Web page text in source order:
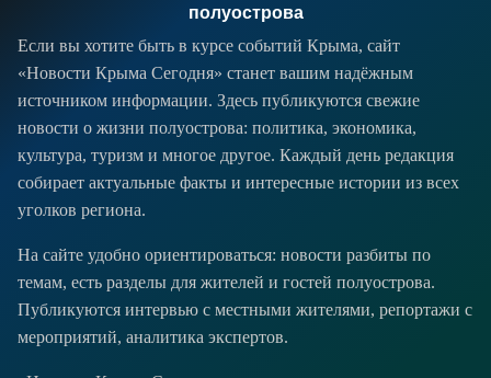
полуострова
Если вы хотите быть в курсе событий Крыма, сайт
«Новости Крыма Сегодня» станет вашим надёжным
источником информации. Здесь публикуются свежие
новости о жизни полуострова: политика, экономика,
культура, туризм и многое другое. Каждый день редакция
собирает актуальные факты и интересные истории из всех
уголков региона.
На сайте удобно ориентироваться: новости разбиты по
темам, есть разделы для жителей и гостей полуострова.
Публикуются интервью с местными жителями, репортажи с
мероприятий, аналитика экспертов.